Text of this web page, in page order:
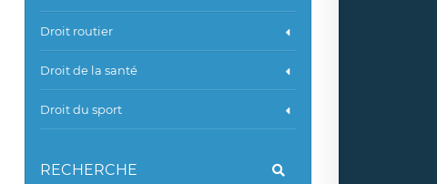
Droit routier
Droit de la santé
Droit du sport